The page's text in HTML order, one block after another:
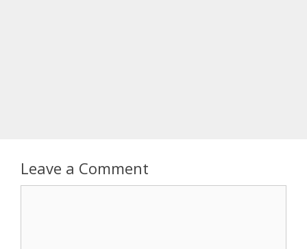
Leave a Comment